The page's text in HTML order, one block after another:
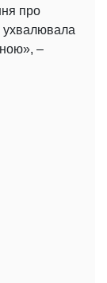
про
ухвалювала
–